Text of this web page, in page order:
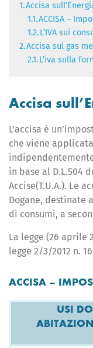
1.Accisa
1.1.ACCISA –
1.2.L’IVA sui
2.Accisa sul gas
2.1.L’iva sulla
Accisa
L’accisa è
che viene
in base al D.L.504
Accise(T.U.A.). Le
Dogane, destinate
di consumi, a
La legge (26 aprile
legge 2/3/2012 n.
ACCISA –
USI